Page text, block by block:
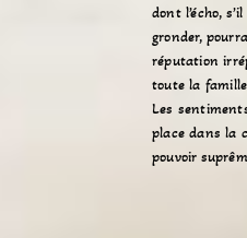
dont l’écho,
gronder,
réputation
toute la
Les
place dans la
pouvoir